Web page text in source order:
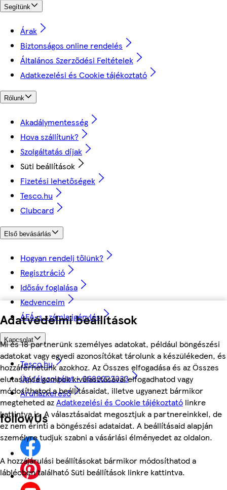
Adatvédelmi beállítások
Mi és 18 partnerünk személyes adatokat, például böngészési
adatokat vagy egyedi azonosítókat tárolunk a készülékeden, és
hozzáférhetünk azokhoz. Az Összes elfogadása és az Összes
elutasítása gombok kiválasztásával elfogadhatod vagy
módosíthatod a beállításaidat, illetve ugyanezt bármikor
megteheted azAdatkezelési és Cookie tájékoztató linkre
kattintva is. A választásaidat megosztjuk a partnereinkkel, de
ez nem érinti a böngészési adataidat. A beállításaid alapján
személyre tudjuk szabni a vásárlási élményedet az oldalon.
A hozzájárulási beállításokat bármikor módosíthatod a
láblécben található Süti beállítások linkre kattintva.
Segítünk
Árak
Biztonságos online rendelés
Általános Szerződési Feltételek
Adatkezelési és Cookie tájékoztató
Rólunk
Akadálymentesség
Hova szállítunk?
Szolgáltatás díjak
Süti beállítások
Fizetési lehetőségek
Tesco.hu
Clubcard
Első bevásárlás
Hogyan rendelj tőlünk?
Regisztráció
Idősáv foglalása
Kedvenceim
ÁFÁ-s számla igénylés
Kapcsolat
Tesco.hu
Ügyfélszolgálat - 0680222333
Áruházkereső
followUs